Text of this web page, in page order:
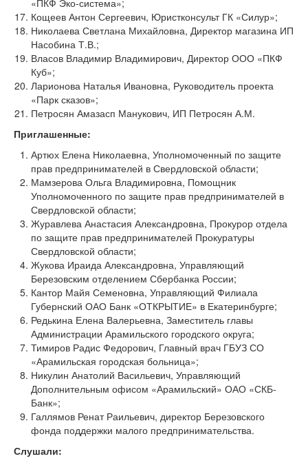
Кощеев Антон Сергеевич, Юристконсульт ГК «Силур»;
Николаева Светлана Михайловна, Директор магазина ИП
Насобина Т.В.;
Власов Владимир Владимирович, Директор ООО «ПКФ
Куб»;
Ларионова Наталья Ивановна, Руководитель проекта
«Парк сказов»;
Петросян Амазасп Манукович, ИП Петросян А.М.
Приглашенные:
Артюх Елена Николаевна, Уполномоченный по защите
прав предпринимателей в Свердловской области;
Мамзерова Ольга Владимировна, Помощник
Уполномоченного по защите прав предпринимателей в
Свердловской области;
Журавлева Анастасия Александровна, Прокурор отдела
по защите прав предпринимателей Прокуратуры
Свердловской области;
Жукова Ираида Александровна, Управляющий
Березовским отделением Сбербанка России;
Кантор Майя Семеновна, Управляющий Филиала
Губернский ОАО Банк «ОТКРЫТИЕ» в Екатеринбурге;
Редькина Елена Валерьевна, Заместитель главы
Администрации Арамильского городского округа;
Тимиров Радис Федорович, Главный врач ГБУЗ СО
«Арамильская городская больница»;
Никулин Анатолий Васильевич, Управляющий
Дополнительным офисом «Арамильский» ОАО «СКБ-
Банк»;
Галлямов Ренат Раильевич, директор Березовского
фонда поддержки малого предпринимательства.
Слушали: